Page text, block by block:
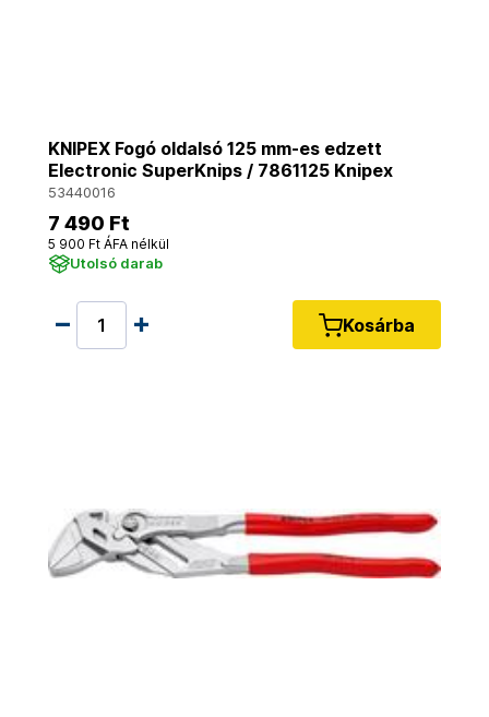
KNIPEX Fogó oldalsó 125 mm-es edzett
Electronic SuperKnips / 7861125 Knipex
53440016
7 490 Ft
5 900 Ft ÁFA nélkül
Utolsó darab
Kosárba